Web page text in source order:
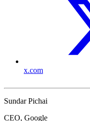
x.com
Sundar Pichai
CEO, Google